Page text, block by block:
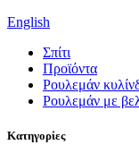
English
Σπίτι
Προϊόντα
Ρουλεμάν
Ρουλεμάν με
Κατηγορίες